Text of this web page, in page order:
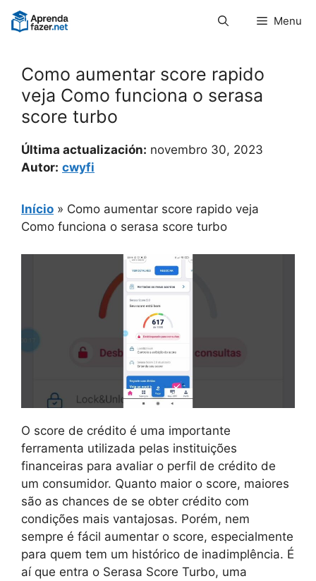
Pular
para
Menu
Como aumentar score rapido
veja Como funciona o serasa
score turbo
Última actualización: novembro 30, 2023
Autor: cwyfi
Início » Como aumentar score rapido veja
Como funciona o serasa score turbo
O score de crédito é uma importante
ferramenta utilizada pelas instituições
financeiras para avaliar o perfil de crédito de
um consumidor. Quanto maior o score, maiores
são as chances de se obter crédito com
condições mais vantajosas. Porém, nem
sempre é fácil aumentar o score, especialmente
para quem tem um histórico de inadimplência. É
aí que entra o Serasa Score Turbo, uma